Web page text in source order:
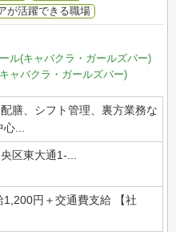
が活躍できる職場
ル(キャバクラ・ガールズバー)
ャバクラ・ガールズバー)
膳、シフト管理、裏方業務な
...
区東大通1-...
1,200円＋交通費支給 【社